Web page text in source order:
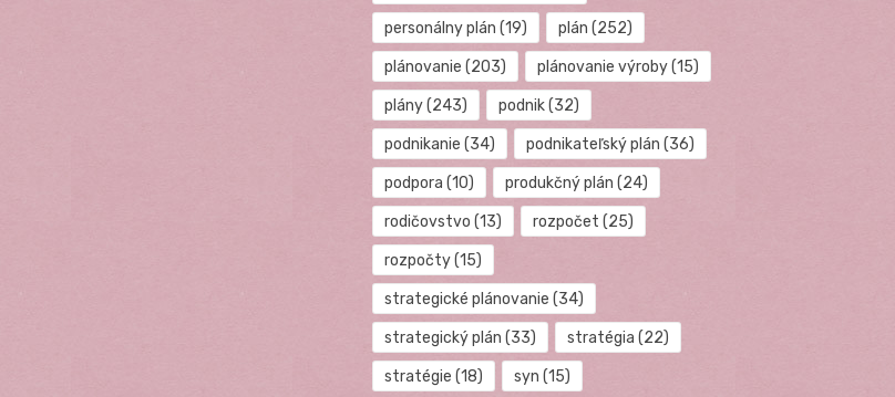
personálny plán (19) plán (252)
plánovanie (203) plánovanie výroby(15)
plány(243) podnik(32)
podnikanie (34) podnikateľský plán (36)
podpora (10) produkčný plán (24)
rodičovstvo (13) rozpočet (25)
rozpočty(15)
strategické plánovanie (34)
strategický plán (33) stratégia (22)
stratégie (18) syn (15)